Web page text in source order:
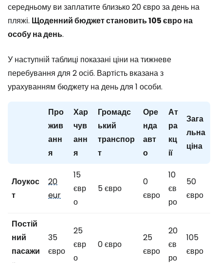
середньому ви заплатите близько 20 євро за день на
пляжі. Щоденний бюджет становить 105 євро на
особу на день.
У наступній таблиці показані ціни на тижневе
перебування для 2 осіб. Вартість вказана з
урахуванням бюджету на день для 1 особи.
Про
жив
анн
я
Хар
чув
анн
я
Громадс
ький
транспор
т
Оре
нда
авт
о
Ат
ра
кц
ії
Зага
льна
ціна
Лоукос
т
20
eur
15
євр
о
5 євро
0
євро
10
єв
ро
50
євро
Постій
ний
пасажи
35
євро
25
євр
о
0 євро
25
євро
20
єв
ро
105
євро